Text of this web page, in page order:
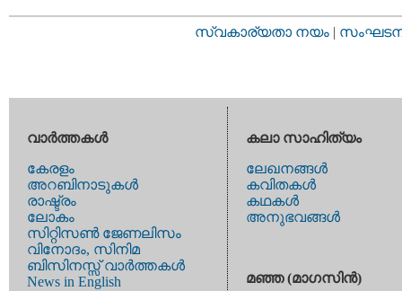
സ്വകാര്യതാ നയം |
വാര്‍ത്തകള്‍
കേരളം
അറബിനാടുകള്‍
രാഷ്ട്രം
ലോകം
സിറ്റിസണ്‍ ജേണലിസം
വിനോദം, സിനിമ
ബിസിനസ്സ് വാര്‍ത്തകള്‍
News in English
കലാ സാഹിത്യം
ലേഖനങ്ങള്‍
കവിതകള്‍
കഥകള്‍
അനുഭവങ്ങള്‍
മഞ്ഞ (മാഗസിന്‍)